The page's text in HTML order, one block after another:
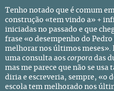
Tenho notado que é comum
construção «tem vindo a» +
iniciadas no passado e que
frase «o desempenho do
melhorar nos últimos meses».
uma consulta aos corpora das
mas me parece que não se
diria e escreveria, sempre, «o
escola tem melhorado nos